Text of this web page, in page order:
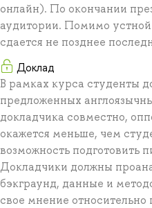
онлайн). По окончании
аудитории. Помимо устной
сдается не позднее
Доклад
В рамках курса студенты
предложенных
докладчика совместно,
окажется меньше, чем
возможность подготовить
Докладчики должны
бэкграунд, данные и
свое мнение